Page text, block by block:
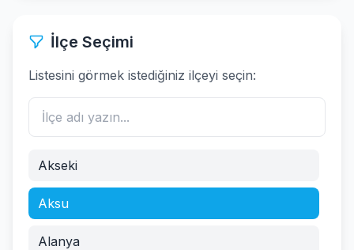
İlçe Seçimi
Listesini görmek istediğiniz ilçeyi seçin:
Akseki
Aksu
Alanya